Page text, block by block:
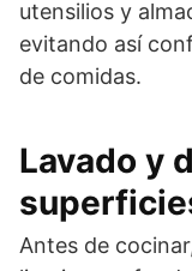
utensilios y
evitando así
de comidas.
Lavado y
Antes de